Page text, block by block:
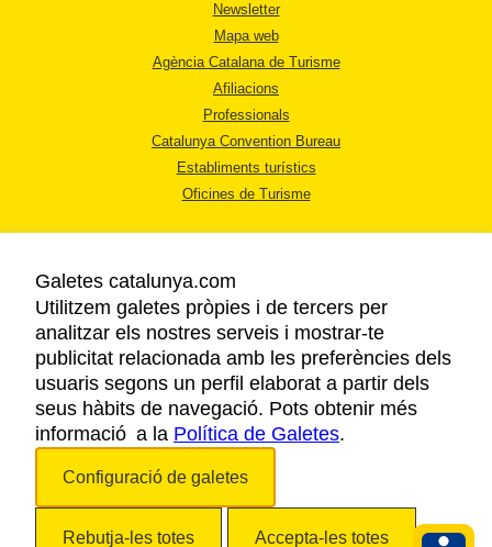
Newsletter
Mapa web
Agència Catalana de Turisme
Afiliacions
Professionals
Catalunya Convention Bureau
Establiments turístics
Oficines de Turisme
AVÍS LEGAL
POLÍTICA DE PRIVACITAT
COOKIES
ACCESSIBILITAT
Galetes catalunya.com
Utilitzem galetes pròpies i de tercers per
analitzar els nostres serveis i mostrar-te
publicitat relacionada amb les preferències dels
usuaris segons un perfil elaborat a partir dels
seus hàbits de navegació. Pots obtenir més
informació a la Política de Galetes.
Configuració de galetes
Rebutja-les totes Accepta-les totes